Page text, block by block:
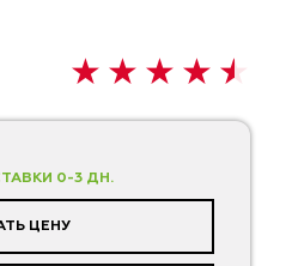
0-3 ДН.
ЦЕНУ